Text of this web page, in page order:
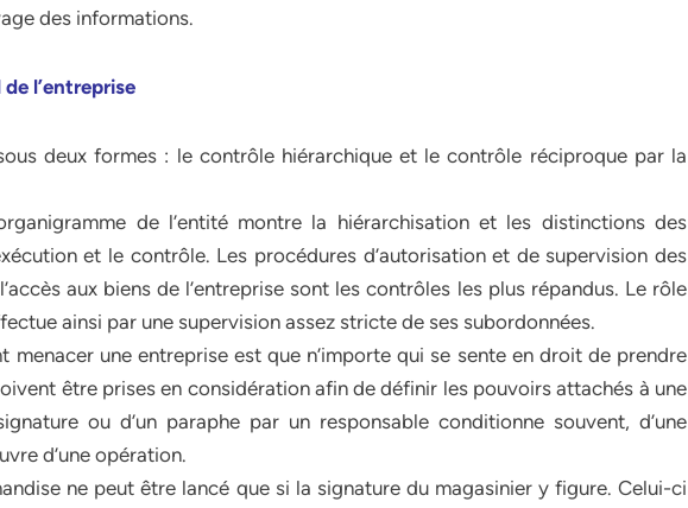
des informations.
l’entreprise
deux formes : le contrôle hiérarchique et le contrôle réciproque par la
de l’entité montre la hiérarchisation et les distinctions des
et le contrôle. Les procédures d’autorisation et de supervision des
aux biens de l’entreprise sont les contrôles les plus répandus. Le rôle
ainsi par une supervision assez stricte de ses subordonnées.
menacer une entreprise est que n’importe qui se sente en droit de prendre
être prises en considération afin de définir les pouvoirs attachés à une
ou d’un paraphe par un responsable conditionne souvent, d’une
d’une opération.
ne peut être lancé que si la signature du magasinier y figure. Celui-ci